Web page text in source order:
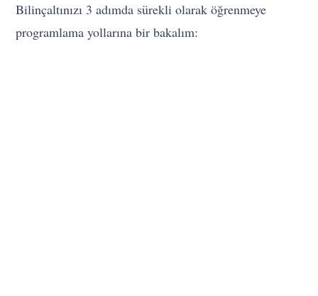
Bilinçaltınızı 3 adımda sürekli olarak öğrenmeye
programlama yollarına bir bakalım: